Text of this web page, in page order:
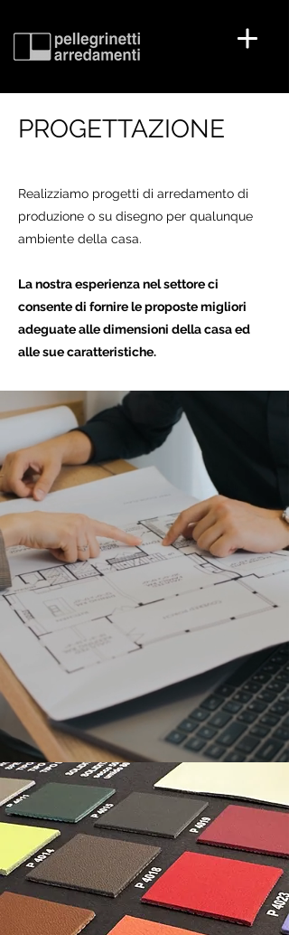
PROGETTAZIONE
Realizziamo progetti di arredamento di
produzione o su disegno per qualunque
ambiente della casa.
La nostra esperienza nel settore ci
consente di fornire le proposte migliori
adeguate alle dimensioni della casa ed
alle sue caratteristiche.